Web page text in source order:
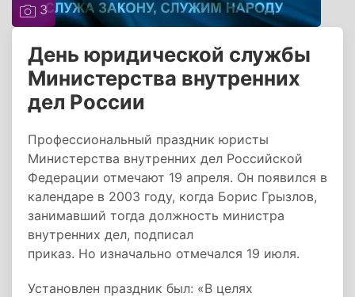
3
День юридической службы
Министерства внутренних
дел России
Профессиональный праздник юристы
Министерства внутренних дел Российской
Федерации отмечают 19 апреля. Он появился в
календаре в 2003 году, когда Борис Грызлов,
занимавший тогда должность министра
внутренних дел, подписал
приказ. Но изначально отмечался 19 июля.
Установлен праздник был: «В целях